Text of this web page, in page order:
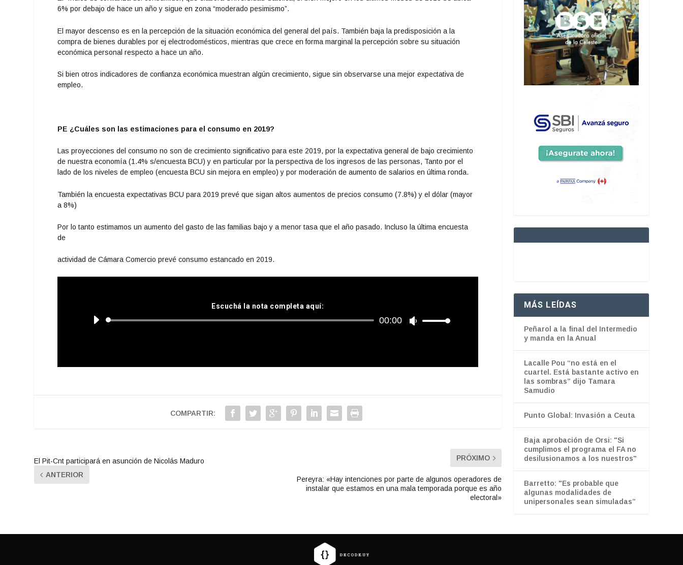
6% por debajo de hace un año y sigue en zona “moderado pesimismo”.
El mayor descenso es en la percepción de la situación económica del general del país. También baja la predisposición a la
compra de bienes durables por ej electrodomésticos, mientras que crece en forma marginal la percepción sobre su situación
económica personal respecto a hace un año.
Si bien otros indicadores de confianza económica muestran algún crecimiento, sigue sin observarse una mejor expectativa de
empleo.
PE ¿Cuáles son las estimaciones para el consumo en 2019?
Las proyecciones del consumo no son de crecimiento significativo para este 2019, por la expectativa general de bajo crecimiento
de nuestra economía (1.4% s/encuesta BCU) y en particular por la perspectiva de los ingresos de las personas, Tanto por el
lado de los niveles de empleo (encuesta BCU sin mejora en empleo) y por moderación de aumento de salarios en última ronda.
También la encuesta expectativas BCU para 2019 prevé que sigan altos aumentos de precios consumo (7.8%) y el dólar (mayor
a 8%)
Por lo tanto estimamos un aumento del gasto de las familias bajo y a menor tasa que el año pasado. Incluso la última encuesta
de
actividad de Cámara Comercio prevé consumo estancado en 2019.
Escuchá la nota completa aquí:
Reproductor
00:00
U
l
s
d
e
COMPARTIR:
El Pit-Cnt participará en asunción de Nicolás Maduro
ANTERIOR
PRÓXIMO
Pereyra: «Hay intenciones por parte de algunos operadores de
instalar que estamos en una mala temporada porque es año
electoral»
MÁS LEÍDAS
Peñarol a la final del Intermedio
y manda en la Anual
Lacalle Pou “no está en el
cuartel. Está bastante activo en
las sombras” dijo Tamara
Samudio
Punto Global: Invasión a Ceuta
Baja aprobación de Orsi: "Si
cumplimos el programa el FA no
desilusionamos a los nuestros"
Barretto: "Es probable que
algunas modalidades de
unipersonales sean simuladas”